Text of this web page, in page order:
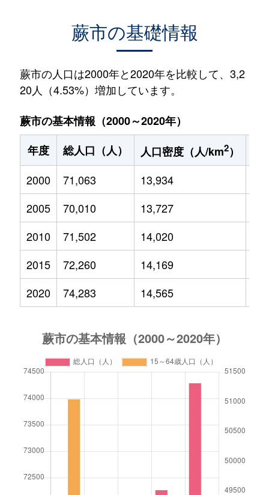
蕨市の基礎情報
蕨市の人口は2000年と2020年を比較して、3,2
20人（4.53%）増加しています。
蕨市の基本情報（2000～2020年）
年度
総人口（人） 人口密度（人/km2）
2000
71,063 13,934
2005
70,010 13,727
2010
71,502 14,020
2015
72,260 14,169
2020
74,283 14,565